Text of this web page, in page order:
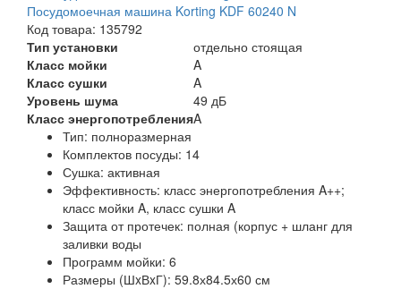
Посудомоечная машина Korting KDF 60240 N
Код товара: 135792
Тип установки
отдельно стоящая
Класс мойки
A
Класс сушки
A
Уровень шума
49 дБ
Класс энергопотребленияA
Тип: полноразмерная
Комплектов посуды: 14
Сушка: активная
Эффективность: класс энергопотребления A++;
класс мойки A, класс сушки A
Защита от протечек: полная (корпус + шланг для
заливки воды
Программ мойки: 6
Размеры (ШxВxГ): 59.8х84.5х60 см